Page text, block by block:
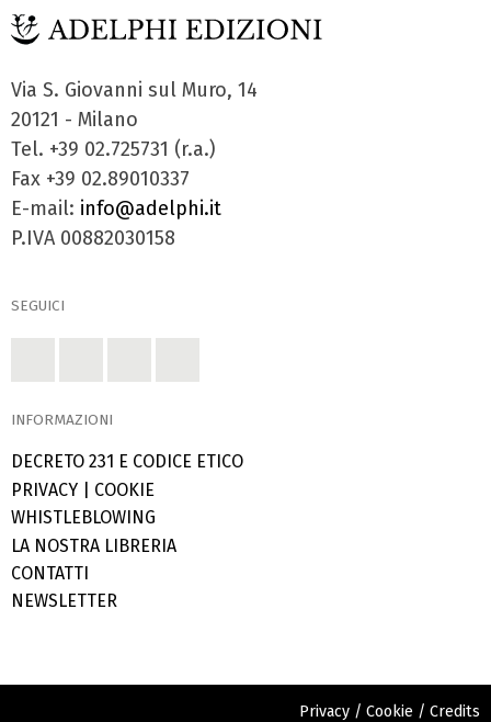
Via S. Giovanni sul Muro, 14
20121 - Milano
Tel. +39 02.725731 (r.a.)
Fax +39 02.89010337
E-mail: info@adelphi.it
P.IVA 00882030158
SEGUICI
INFORMAZIONI
DECRETO 231 E CODICE ETICO
PRIVACY
COOKIE
WHISTLEBLOWING
LA NOSTRA LIBRERIA
CONTATTI
NEWSLETTER
Privacy / Cookie / Credits